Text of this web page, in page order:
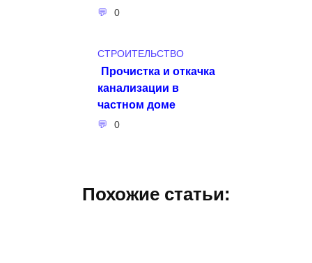
0
СТРОИТЕЛЬСТВО
Прочистка и откачка
канализации в
частном доме
0
Похожие статьи: